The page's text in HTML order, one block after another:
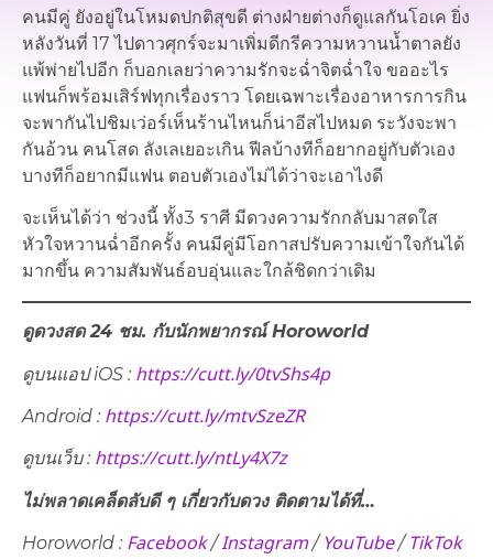
คนมีคู่ ยังอยู่ในโหมดปกติสุขดี ต่างฝ่ายต่างก็ดูแลกันโอเค ยิ่ง
หลังวันที่ 17 ไปดาวศุกร์จะมาเพิ่มดีกรีความหวานน้ำตาลยัง
แพ้พ่ายไปอีก ก็บอกเลยว่าความรักจะฉ่ำจิตฉ่ำใจ ขออะไร
แฟนก็พร้อมเสิร์ฟทุกเรื่องราว โดยเฉพาะเรื่องอาหารการกิน
จะพากันไปชิมเว่อร์เห็นร้านไหนก็น่าอีสไปหมด ระวังจะพา
กันอ้วน คนโสด ลังเลเยอะเกิน ฟีลบ้างทีก็อยากอยู่กับตัวเอง
บางทีก็อยากมีแฟน ตอบตัวเองไม่ได้ว่าจะเอาไงดี
จะเห็นได้ว่า ช่วงนี้ ทั้ง3 ราศี มีดวงความรักกลับมาสดใส
หัวใจหวานฉ่ำอีกครั้ง คนมีคู่มีโอกาสปรับความเข้าใจกันได้
มากขึ้น ความสัมพันธ์อบอุ่นและใกล้ชิดกว่าเดิม
ดูดวงสด 24 ชม. กับนักพยากรณ์ Horoworld
ดูบนแอป iOS : https://cutt.ly/0tvShs4p
Android : https://cutt.ly/mtvSzeZR
ดูบนเว็บ​ : https://cutt.ly/ntLy4X7z
ไม่พลาดเคล็ดลับดี ๆ เกี่ยวกับดวง ติดตามได้ที่…
Horoworld : Facebook/Instagram/ YouTube/ TikTok